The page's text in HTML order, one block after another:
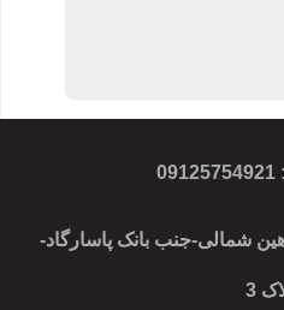
:
09125754921
شمالی-جنب بانک پاسارگاد-
3